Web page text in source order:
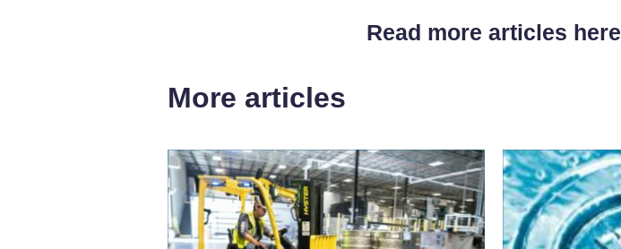
Read more articles here
More articles